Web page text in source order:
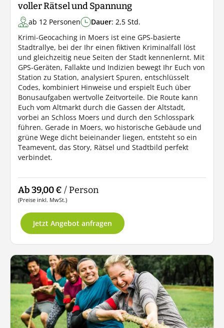
voller Rätsel und Spannung
ab 12 Personen Dauer: 2,5 Std.
Krimi-Geocaching in Moers ist eine GPS-basierte
Stadtrallye, bei der Ihr einen fiktiven Kriminalfall löst
und gleichzeitig neue Seiten der Stadt kennenlernt. Mit
GPS-Geräten, Fallakte und Indizien bewegt Ihr Euch von
Station zu Station, analysiert Spuren, entschlüsselt
Codes, kombiniert Hinweise und erspielt Euch über
Bonusaufgaben wertvolle Zeitvorteile. Die Route kann
Euch vom Altmarkt durch die Gassen der Altstadt,
vorbei an Schloss Moers und durch den Schlosspark
führen. Gerade in Moers, wo historische Gebäude und
grüne Wege dicht beieinander liegen, entsteht so ein
Teamevent, das Story, Rätsel und Stadtbild perfekt
verbindet.
Ab 39,00 € / Person
(Preise inkl. MwSt.)
Jetzt Angebot anfragen